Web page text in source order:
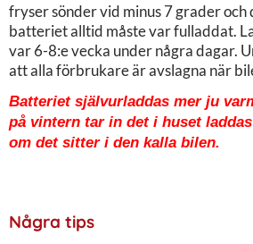
fryser sönder vid minus 7 grader
batteriet alltid måste var fulladdat.
var 6-8:e vecka under några dagar.
att alla förbrukare är avslagna när
Batteriet självurladdas mer ju
på vintern tar in det i huset
om det sitter i den kalla bilen.
Några tips